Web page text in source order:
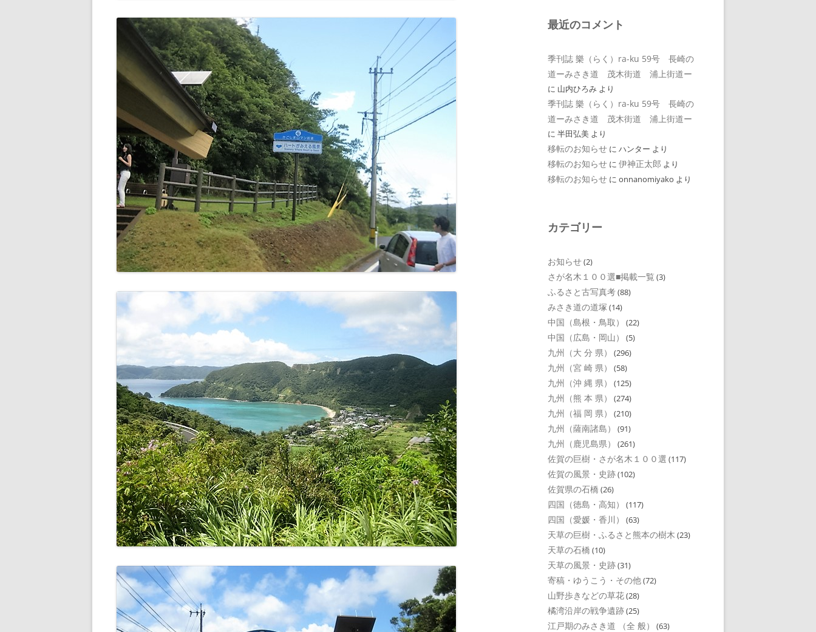
最近のコメント
季刊誌 樂（らく）ra-ku 59号 長崎の
道ーみさき道 茂木街道 浦上街道ー
に 山内ひろみ より
季刊誌 樂（らく）ra-ku 59号 長崎の
道ーみさき道 茂木街道 浦上街道ー
に 半田弘美 より
移転のお知らせ に ハンター より
移転のお知らせ に 伊神正太郎 より
移転のお知らせ に onnanomiyako より
カテゴリー
お知らせ(2)
さが名木１００選■掲載一覧 (3)
ふるさと古写真考(88)
みさき道の道塚 (14)
中国（島根・鳥取） (22)
中国（広島・岡山） (5)
九州（大 分 県） (296)
九州（宮 崎 県） (58)
九州（沖 縄 県） (125)
九州（熊 本 県） (274)
九州（福 岡 県） (210)
九州（薩南諸島） (91)
九州（鹿児島県） (261)
佐賀の巨樹・さが名木１００選 (117)
佐賀の風景・史跡(102)
佐賀県の石橋 (26)
四国（徳島・高知） (117)
四国（愛媛・香川） (63)
天草の巨樹・ふるさと熊本の樹木 (23)
天草の石橋 (10)
天草の風景・史跡(31)
寄稿・ゆうこう・その他(72)
山野歩きなどの草花(28)
橘湾沿岸の戦争遺跡(25)
江戸期のみさき道 （全 般） (63)